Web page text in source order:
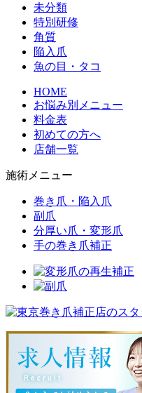
未分類
特別研修
角質
陥入爪
魚の目・タコ
HOME
お悩み別メニュー
料金表
初めての方へ
店舗一覧
施術メニュー
巻き爪・陥入爪
副爪
分厚い爪・変形爪
手の巻き爪補正